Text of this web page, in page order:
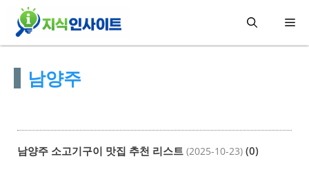
메
남양주
남양주 소고기구이 맛집 추천 리스트 (2025-10-23) (0)